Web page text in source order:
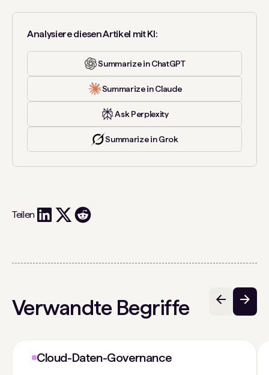
Analysiere diesen Artikel mit KI:
Summarize in ChatGPT
Summarize in Claude
Ask Perplexity
Summarize in Grok
Teilen
Verwandte Begriffe
Cloud-Daten-Governance